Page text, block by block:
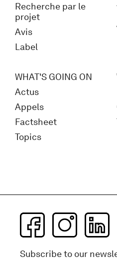
Recherche par le
projet
Avis
Label
WHAT'S GOING ON
Actus
Appels
Factsheet
Topics
Subscribe to our